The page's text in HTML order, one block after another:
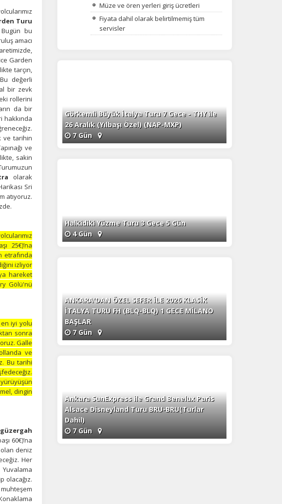
paylaşabiliriz. Buna
gibi çalışmaya
vegizlilik koşullarını
Bu
Hangi
Tercihleri Kaydet
Turu
bu
amacı
Garden
tarçın,
değerli
bir zevk
rollerini
da bir
hakkında
ve tarihin
ve
sakin
olarak
Sri
atıyoruz.
25€)’na
etrafında
izliyor
hareket
Gölü'nü
en iyi yolu
sonra
Galle
ve
Bu tarihi
dingin
güzergah
60€)’na
olan deniz
Her
olacağız.
Müze ve ören yerleri giriş ücretleri
Fiyata dahil olarak belirtilmemiş tüm
servisler
Görkemli Büyük İtalya Turu 7 Gece - THY ile
26 Aralık (Yılbaşı Özel) (NAP-MXP)
7 Gün
Halkidiki Yüzme Turu 3 Gece 5 Gün
4 Gün
ANKARA'DAN ÖZEL SEFER İLE 2026 KLASİK
İTALYA TURU FH (BLQ-BLQ) 1 GECE MİLANO
BAŞLAR
7 Gün
Ankara SunExpress ile Grand Benelux Paris
Alsace Disneyland Turu BRU-BRU(Turlar
Dahil)
7 Gün